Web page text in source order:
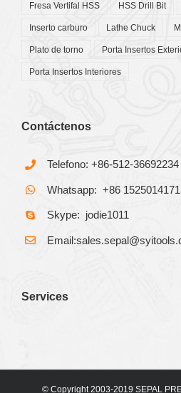
Fresa Vertifal HSS HSS Drill Bit
Inserto carburo Lathe Chuck
Plato de torno Porta Insertos
Porta Insertos Interiores
Contáctenos
Telefono: +86-512-36692234
Whatsapp: +86
Skype: jodie1011
Services
© Copyright 2003-2019 SEPAL